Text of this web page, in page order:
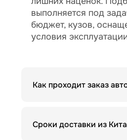
выполняется под
бюджет, кузов,
условия
Как проходит заказ
Сроки доставки из